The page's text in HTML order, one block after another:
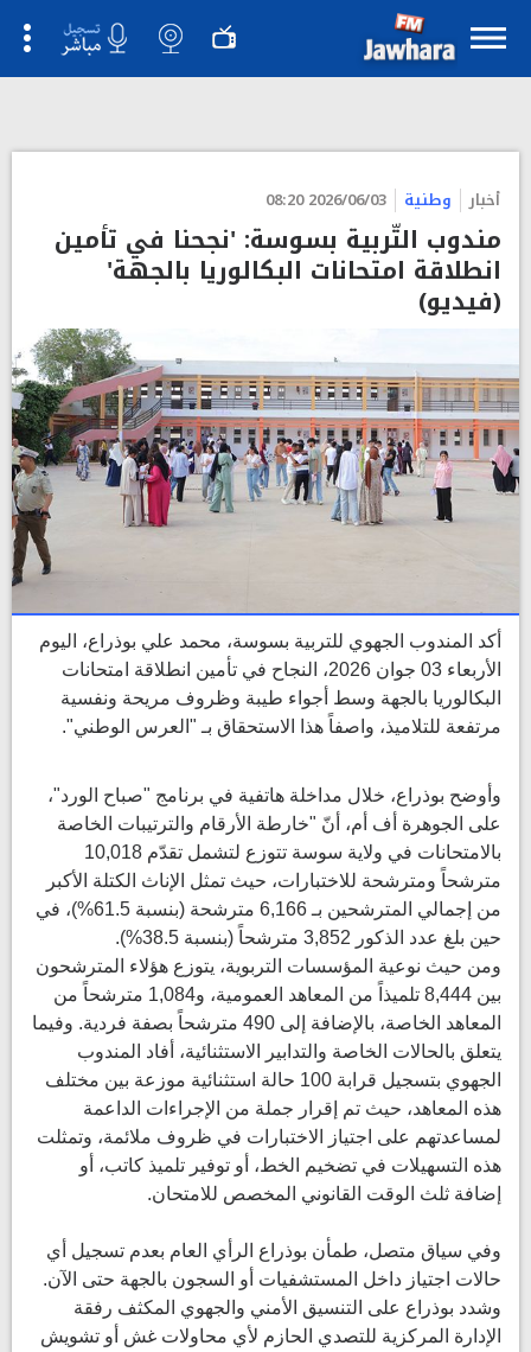
أخبار وطنية 2026/06/03 08:20
مندوب التّربية بسوسة: 'نجحنا في تأمين
انطلاقة امتحانات البكالوريا بالجهة'
(فيديو)
أكد المندوب الجهوي للتربية بسوسة، محمد علي بوذراع، اليوم
الأربعاء 03 جوان 2026، النجاح في تأمين انطلاقة امتحانات
البكالوريا بالجهة وسط أجواء طيبة وظروف مريحة ونفسية
مرتفعة للتلاميذ، واصفاً هذا الاستحقاق بـ "العرس الوطني".
وأوضح بوذراع، خلال مداخلة هاتفية في برنامج "صباح الورد"،
على الجوهرة أف أم، أنّ "خارطة الأرقام والترتيبات الخاصة
بالامتحانات في ولاية سوسة تتوزع لتشمل تقدّم 10,018
مترشحاً ومترشحة للاختبارات، حيث تمثل الإناث الكتلة الأكبر
من إجمالي المترشحين بـ 6,166 مترشحة (بنسبة 61.5%)، في
حين بلغ عدد الذكور 3,852 مترشحاً (بنسبة 38.5%).
ومن حيث نوعية المؤسسات التربوية، يتوزع هؤلاء المترشحون
بين 8,444 تلميذاً من المعاهد العمومية، و1,084 مترشحاً من
المعاهد الخاصة، بالإضافة إلى 490 مترشحاً بصفة فردية. وفيما
يتعلق بالحالات الخاصة والتدابير الاستثنائية، أفاد المندوب
الجهوي بتسجيل قرابة 100 حالة استثنائية موزعة بين مختلف
هذه المعاهد، حيث تم إقرار جملة من الإجراءات الداعمة
لمساعدتهم على اجتياز الاختبارات في ظروف ملائمة، وتمثلت
هذه التسهيلات في تضخيم الخط، أو توفير تلميذ كاتب، أو
إضافة ثلث الوقت القانوني المخصص للامتحان.
وفي سياق متصل، طمأن بوذراع الرأي العام بعدم تسجيل أي
حالات اجتياز داخل المستشفيات أو السجون بالجهة حتى الآن.
وشدد بوذراع على التنسيق الأمني والجهوي المكثف رفقة
الإدارة المركزية للتصدي الحازم لأي محاولات غش أو تشويش